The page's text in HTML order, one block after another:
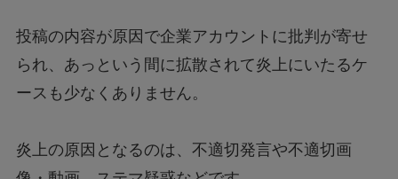
投稿の内容が原因で企業アカウントに批判が寄せ
られ、あっという間に拡散されて炎上にいたるケ
ースも少なくありません。
炎上の原因となるのは、不適切発言や不適切画